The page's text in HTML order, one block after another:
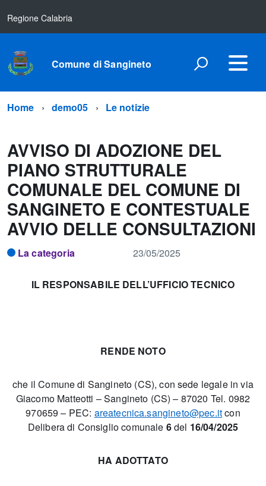
Regione Calabria
Comune di Sangineto
Home demo05 Le notizie
AVVISO DI ADOZIONE DEL
PIANO STRUTTURALE
COMUNALE DEL COMUNE DI
SANGINETO E CONTESTUALE
AVVIO DELLE CONSULTAZIONI
La categoria 23/05/2025
IL RESPONSABILE DELL’UFFICIO TECNICO
RENDE NOTO
che il Comune di Sangineto (CS), con sede legale in via
Giacomo Matteotti – Sangineto (CS) – 87020 Tel. 0982
970659 – PEC: areatecnica.sangineto@pec.itcon
Delibera di Consiglio comunale 6del 16/04/2025
HA ADOTTATO